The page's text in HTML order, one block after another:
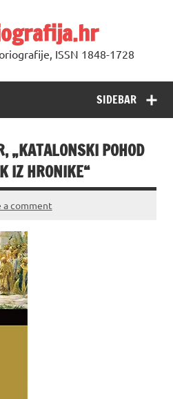
ISSN 1848-1728
SIDEBAR
„KATALONSKI POHOD
IZ HRONIKE“
a comment